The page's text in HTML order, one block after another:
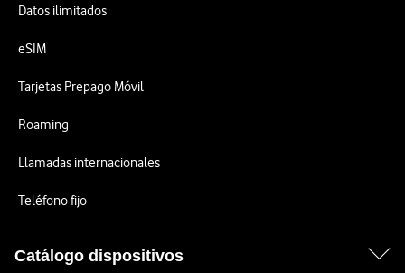
Datos ilimitados
eSIM
Tarjetas Prepago Móvil
Roaming
Llamadas internacionales
Teléfono fijo
Catálogo dispositivos